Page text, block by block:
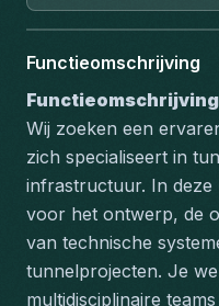
Functieomschrijving
Functieomschrijving
Wij zoeken een
zich specialiseert in
infrastructuur. In
voor het ontwerp, de
van technische
tunnelprojecten. Je
multidisciplinaire